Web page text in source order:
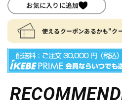
お気に入りに追加
使えるクーポンあるかも"ク